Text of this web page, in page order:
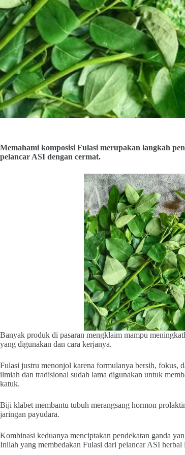
Memahami komposisi Fulasi merupakan langkah
pelancar ASI dengan cermat.
Banyak produk di pasaran mengklaim mampu
yang digunakan dan cara kerjanya.
Fulasi justru menonjol karena formulanya bersih, fokus,
ilmiah dan tradisional sudah lama digunakan untuk
katuk.
Biji klabet membantu tubuh merangsang hormon
jaringan payudara.
Kombinasi keduanya menciptakan pendekatan ganda
Inilah yang membedakan Fulasi dari pelancar ASI